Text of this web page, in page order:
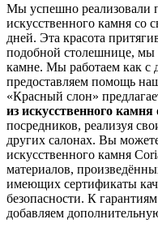
Мы успешно реализовали
искусственного камня со
дней. Эта красота
подобной столешнице,
камне. Мы работаем как с
предоставляем помощь
«Красный слон»
из искусственного камня
посредников, реализуя
других салонах. Вы
искусственного камня
материалов,
имеющих сертификаты
безопасности. К
добавляем